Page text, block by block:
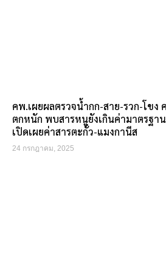
คพ.เผยผลตรวจน้ำกก-สาย-รวก-โขง
ตกหนัก พบสารหนูยังเกินค่ามาตรฐา
เปิดเผยค่าสารตะกั่ว-แมงกานีส
24 กรกฎาคม, 2025